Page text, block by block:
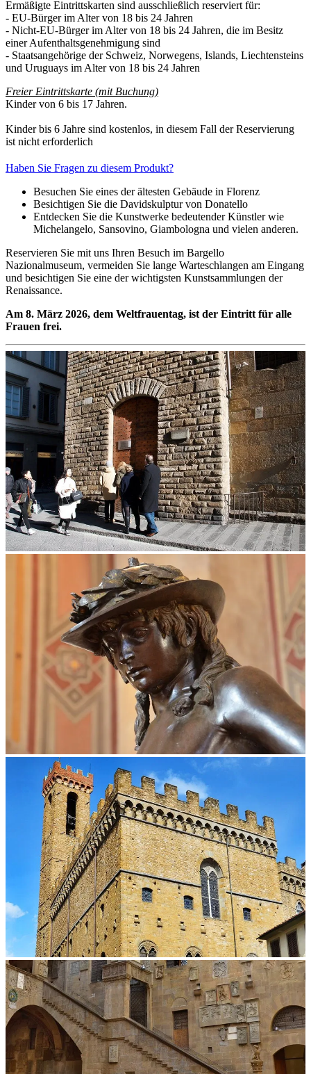
Ermäßigte Eintrittskarten sind ausschließlich reserviert für:
- EU-Bürger im Alter von 18 bis 24 Jahren
- Nicht-EU-Bürger im Alter von 18 bis 24 Jahren, die im Besitz
einer Aufenthaltsgenehmigung sind
- Staatsangehörige der Schweiz, Norwegens, Islands, Liechtensteins
und Uruguays im Alter von 18 bis 24 Jahren
Freier Eintrittskarte (mit Buchung)
Kinder von 6 bis 17 Jahren.
Kinder bis 6 Jahre sind kostenlos, in diesem Fall der Reservierung
ist nicht erforderlich
Haben Sie Fragen zu diesem Produkt?
Besuchen Sie eines der ältesten Gebäude in Florenz
Besichtigen Sie die Davidskulptur von Donatello
Entdecken Sie die Kunstwerke bedeutender Künstler wie
Michelangelo, Sansovino, Giambologna und vielen anderen.
Reservieren Sie mit uns Ihren Besuch im Bargello
Nazionalmuseum, vermeiden Sie lange Warteschlangen am Eingang
und besichtigen Sie eine der wichtigsten Kunstsammlungen der
Renaissance.
Am 8. März 2026, dem Weltfrauentag, ist der Eintritt für alle
Frauen frei.